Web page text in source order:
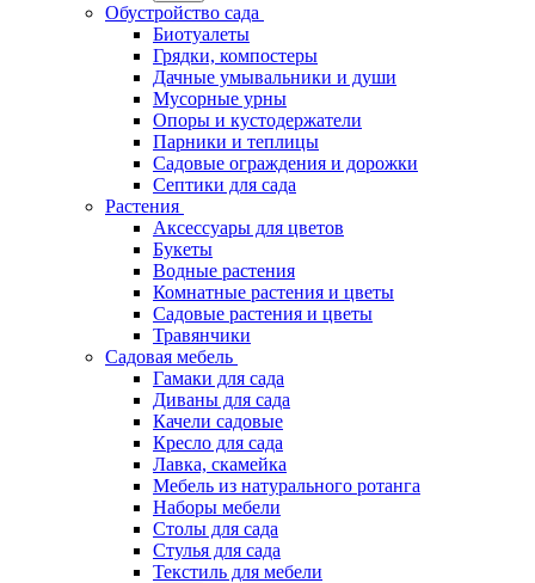
Обустройство сада
Биотуалеты
Грядки, компостеры
Дачные умывальники и души
Мусорные урны
Опоры и кустодержатели
Парники и теплицы
Садовые ограждения и дорожки
Септики для сада
Растения
Аксессуары для цветов
Букеты
Водные растения
Комнатные растения и цветы
Садовые растения и цветы
Травянчики
Садовая мебель
Гамаки для сада
Диваны для сада
Качели садовые
Кресло для сада
Лавка, скамейка
Мебель из натурального ротанга
Наборы мебели
Столы для сада
Стулья для сада
Текстиль для мебели